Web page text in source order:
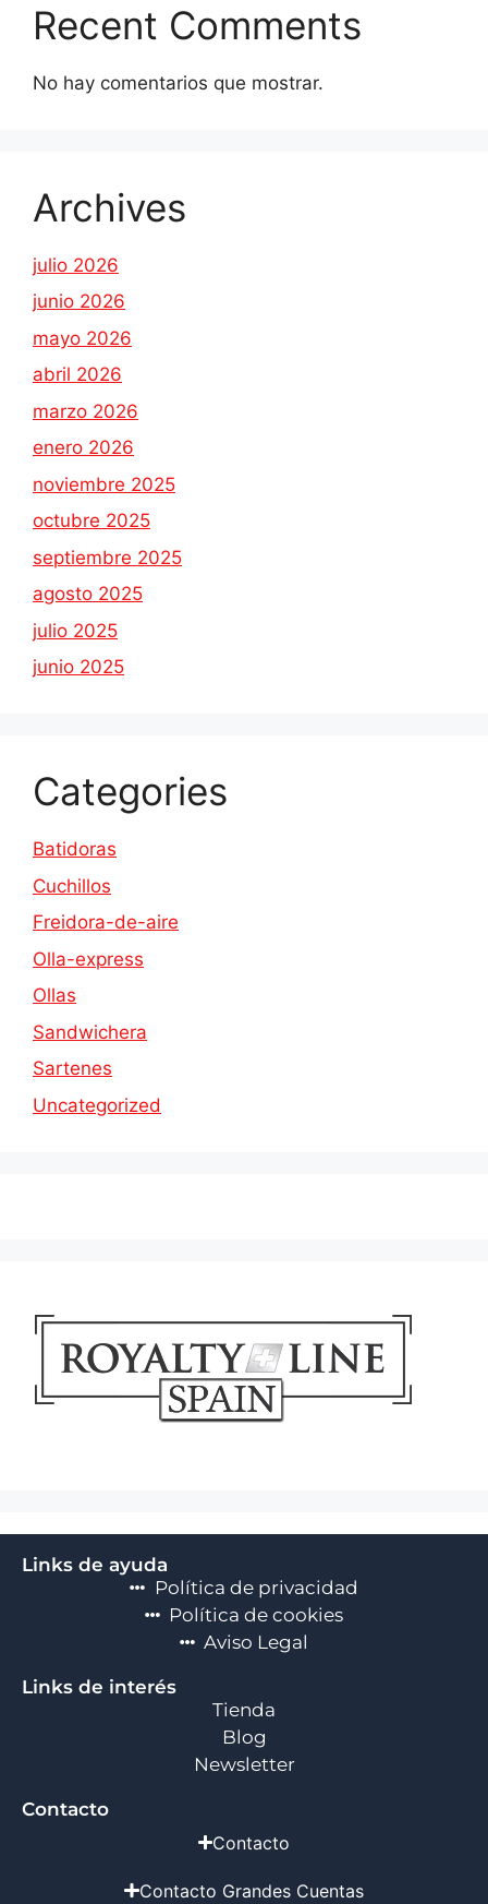
Recent Comments
No hay comentarios que mostrar.
Archives
julio 2026
junio 2026
mayo 2026
abril 2026
marzo 2026
enero 2026
noviembre 2025
octubre 2025
septiembre 2025
agosto 2025
julio 2025
junio 2025
Categories
Batidoras
Cuchillos
Freidora-de-aire
Olla-express
Ollas
Sandwichera
Sartenes
Uncategorized
Links de ayuda
Política de privacidad
Política de cookies
Aviso Legal
Links de interés
Tienda
Blog
Newsletter
Contacto
Contacto
Contacto Grandes Cuentas